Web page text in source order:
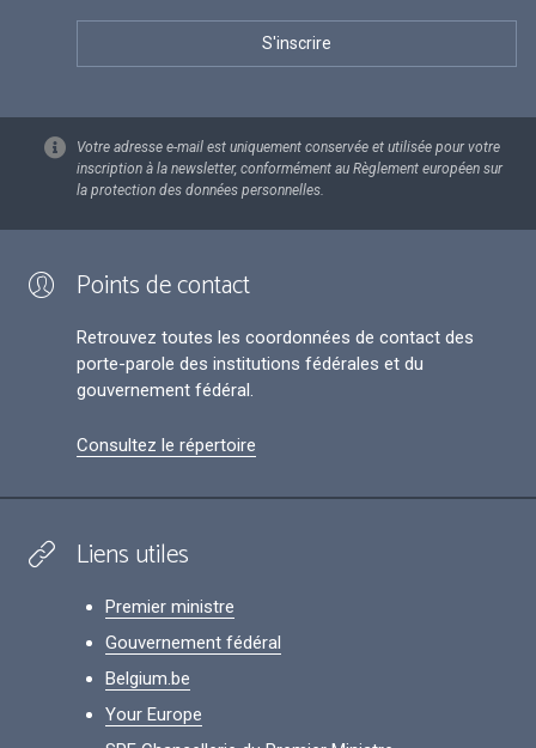
Votre adresse e-mail est uniquement conservée et utilisée pour votre
inscription à la newsletter, conformément au Règlement européen sur
la protection des données personnelles.
Points de contact
Retrouvez toutes les coordonnées de contact des
porte-parole des institutions fédérales et du
gouvernement fédéral.
Consultez le répertoire
Liens utiles
Premier ministre
Gouvernement fédéral
Belgium.be
Your Europe